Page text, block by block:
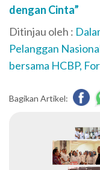
dengan Cinta”
Ditinjau oleh :
Pelanggan
bersama HCBP,
Bagikan Artikel: